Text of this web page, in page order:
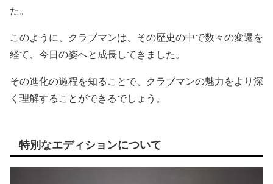
た。
このように、クラブマンは、その歴史の中で数々の変遷を
経て、今日の姿へと成長してきました。
その進化の過程を知ることで、クラブマンの魅力をより深
く理解することができるでしょう。
特別なエディションについて